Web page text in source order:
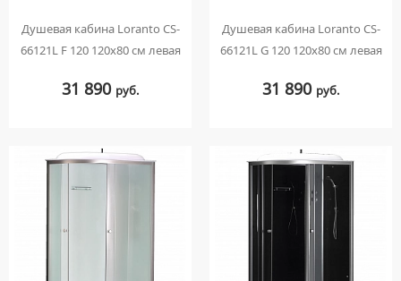
Душевая кабина Loranto CS-
66121L F 120 120х80 см левая
31 890 руб.
Душевая кабина Loranto CS-
66121L G 120 120х80 см левая
31 890 руб.